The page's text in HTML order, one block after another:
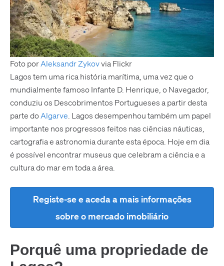
Foto porAleksandr Zykovvia Flickr
Lagos tem uma rica história marítima, uma vez que o
mundialmente famoso Infante D. Henrique, o Navegador,
conduziu os Descobrimentos Portugueses a partir desta
parte doAlgarve. Lagos desempenhou também um papel
importante nos progressos feitos nas ciências náuticas,
cartografia e astronomia durante esta época. Hoje em dia
é possível encontrar museus que celebram a ciência e a
cultura do mar em toda a área.
Registe-se e aceda a mais informações
sobre o mercado imobiliário
Porquê uma propriedade de